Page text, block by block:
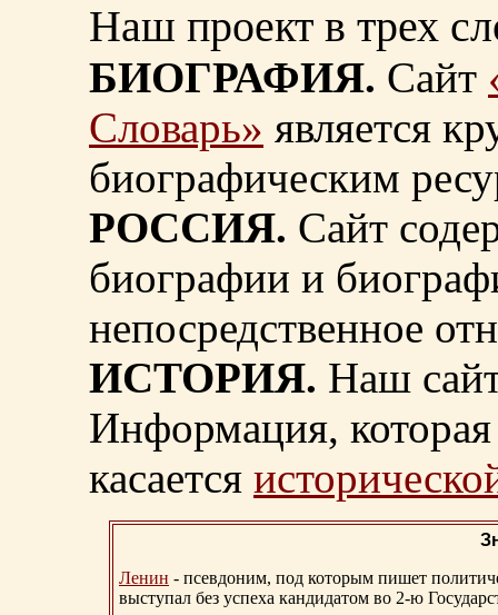
Наш проект в трех
БИОГРАФИЯ. Сайт
Словарь» является
биографическим
РОССИЯ. Сайт
биографии и
непосредственное
ИСТОРИЯ. Наш
Информация, которая
касается
Ленин - псевдоним, под которым пишет
выступал без успеха кандидатом во 2-ю